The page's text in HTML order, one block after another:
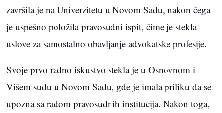
završila je na Univerzitetu u Novom Sadu, nakon čega
je uspešno položila pravosudni ispit, čime je stekla
uslove za samostalno obavljanje advokatske profesije.
Svoje prvo radno iskustvo stekla je u Osnovnom i
Višem sudu u Novom Sadu, gde je imala priliku da se
upozna sa radom pravosudnih institucija. Nakon toga,